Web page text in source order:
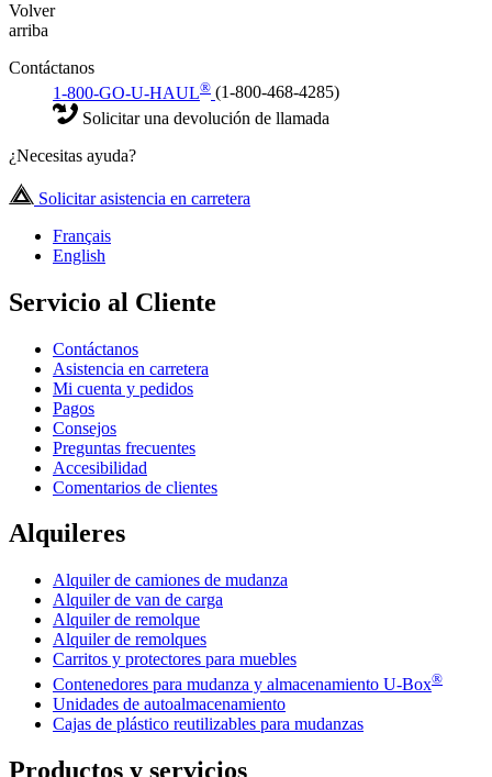
Volver
arriba
Contáctanos
1-800-GO-U-HAUL® (1-800-468-4285)
Solicitar una devolución de llamada
¿Necesitas ayuda?
Solicitar asistencia en carretera
Français
English
Servicio al Cliente
Contáctanos
Asistencia en carretera
Mi cuenta y pedidos
Pagos
Consejos
Preguntas frecuentes
Accesibilidad
Comentarios de clientes
Alquileres
Alquiler de camiones de mudanza
Alquiler de van de carga
Alquiler de remolque
Alquiler de remolques
Carritos y protectores para muebles
Contenedores para mudanza y almacenamiento U-Box®
Unidades de autoalmacenamiento
Cajas de plástico reutilizables para mudanzas
Productos y servicios